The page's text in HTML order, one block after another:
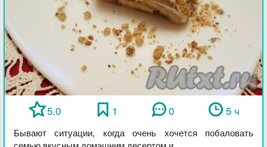
5.0 1 0 5 ч
Бывают ситуации, когда очень хочется побаловать